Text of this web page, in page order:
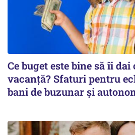
Ce buget este bine să îi
vacanță? Sfaturi pentru
bani de buzunar și